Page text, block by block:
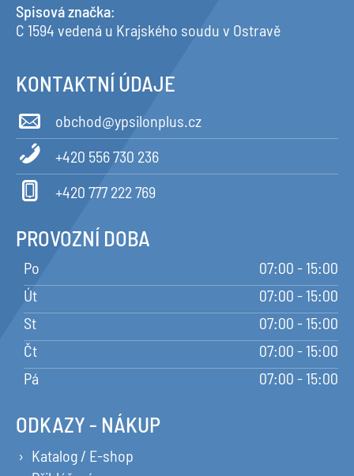
Spisová značka:
C 1594 vedená u Krajského soudu v Ostravě
KONTAKTNÍ ÚDAJE
obchod@ypsilonplus.cz
+420 556 730 236
+420 777 222 769
PROVOZNÍ DOBA
Po
07:00 - 15:00
Út
07:00 - 15:00
St
07:00 - 15:00
Čt
07:00 - 15:00
Pá
07:00 - 15:00
ODKAZY - NÁKUP
Katalog / E-shop